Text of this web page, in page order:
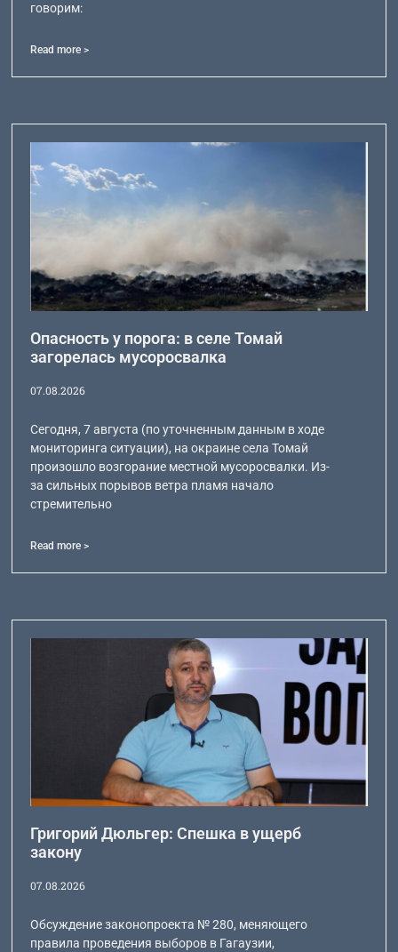
говорим:
Read more >
Опасность у порога: в селе Томай
загорелась мусоросвалка
07.08.2026
Сегодня, 7 августа (по уточненным данным в ходе
мониторинга ситуации), на окраине села Томай
произошло возгорание местной мусоросвалки. Из-
за сильных порывов ветра пламя начало
стремительно
Read more >
Григорий Дюльгер: Спешка в ущерб
закону
07.08.2026
Обсуждение законопроекта № 280, меняющего
правила проведения выборов в Гагаузии,